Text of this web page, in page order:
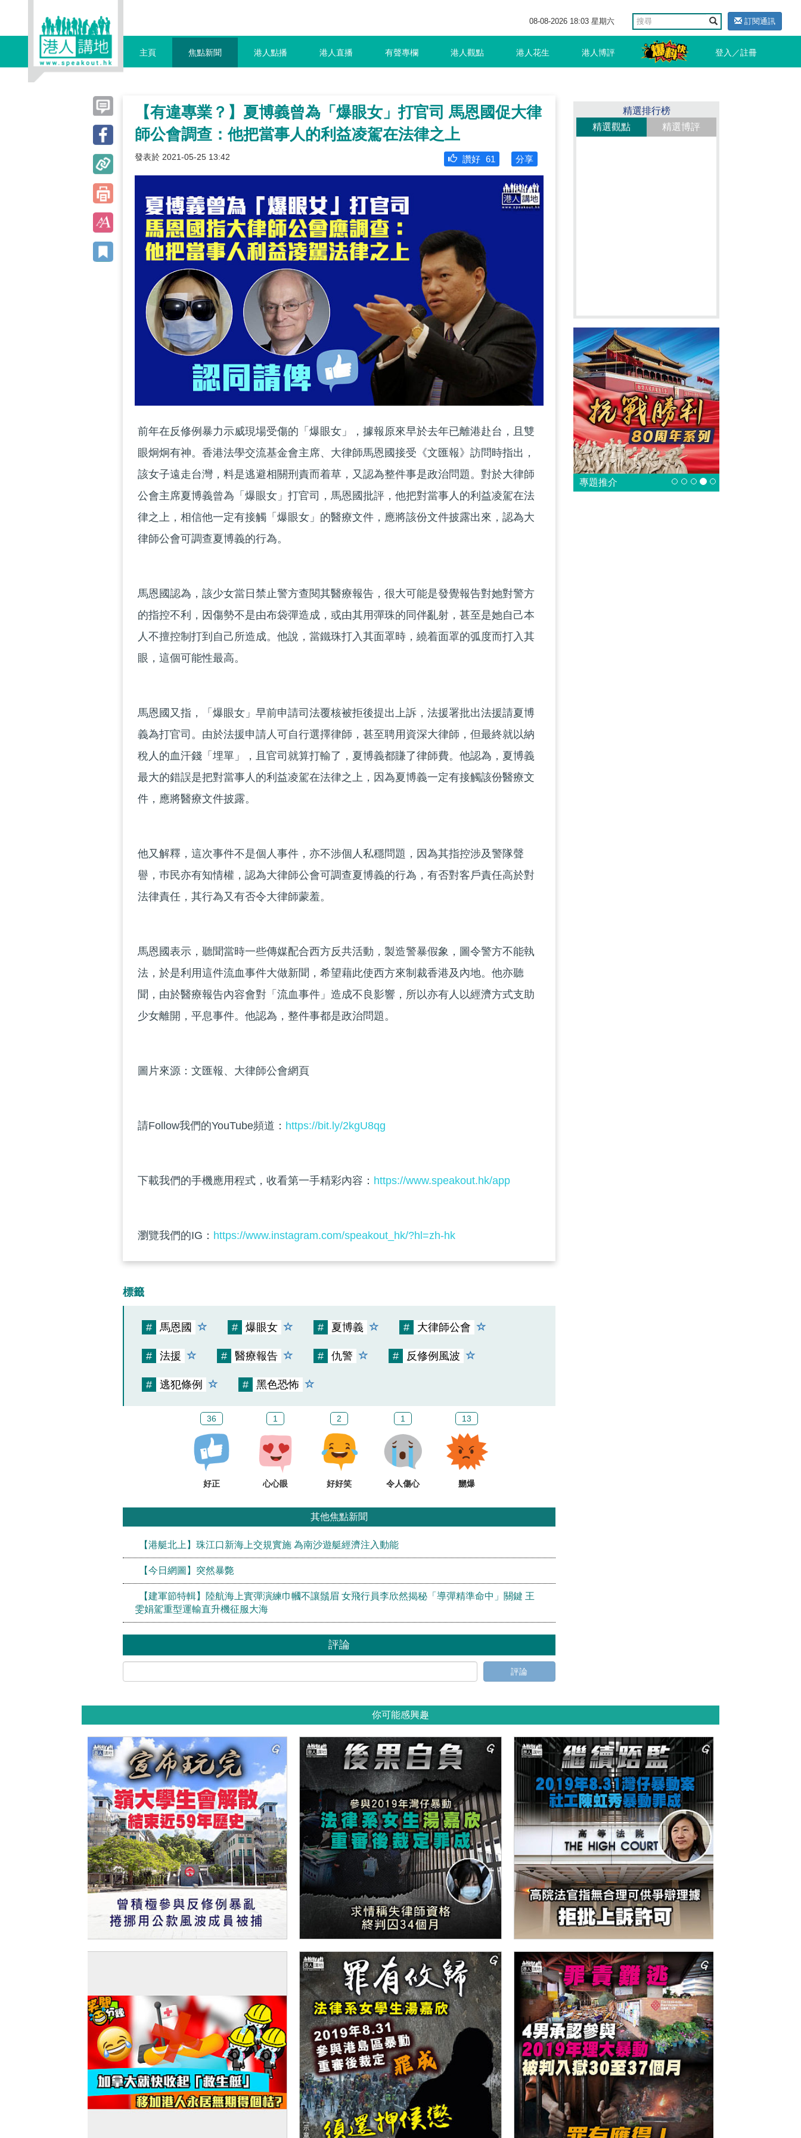
08-08-2026 18:03 星期六 訂閱通訊
主頁 焦點新聞 港人點播 港人直播 有聲專欄 港人觀點 港人花生 港人博評 登入／註冊
【有違專業？】夏博義曾為「爆眼女」打官司 馬恩國促大律
師公會調查：他把當事人的利益凌駕在法律之上
發表於 2021-05-25 13:42 分享
讚好 61
前年在反修例暴力示威現場受傷的「爆眼女」，據報原來早於去年已離港赴台，且雙
眼炯炯有神。香港法學交流基金會主席、大律師馬恩國接受《文匯報》訪問時指出，
該女子遠走台灣，料是逃避相關刑責而着草，又認為整件事是政治問題。對於大律師
公會主席夏博義曾為「爆眼女」打官司，馬恩國批評，他把對當事人的利益凌駕在法
律之上，相信他一定有接觸「爆眼女」的醫療文件，應將該份文件披露出來，認為大
律師公會可調查夏博義的行為。
馬恩國認為，該少女當日禁止警方查閱其醫療報告，很大可能是發覺報告對她對警方
的指控不利，因傷勢不是由布袋彈造成，或由其用彈珠的同伴亂射，甚至是她自己本
人不擅控制打到自己所造成。他說，當鐵珠打入其面罩時，繞着面罩的弧度而打入其
眼，這個可能性最高。
馬恩國又指，「爆眼女」早前申請司法覆核被拒後提出上訴，法援署批出法援請夏博
義為打官司。由於法援申請人可自行選擇律師，甚至聘用資深大律師，但最終就以納
稅人的血汗錢「埋單」，且官司就算打輸了，夏博義都賺了律師費。他認為，夏博義
最大的錯誤是把對當事人的利益凌駕在法律之上，因為夏博義一定有接觸該份醫療文
件，應將醫療文件披露。
他又解釋，這次事件不是個人事件，亦不涉個人私穩問題，因為其指控涉及警隊聲
譽，巿民亦有知情權，認為大律師公會可調查夏博義的行為，有否對客戶責任高於對
法律責任，其行為又有否令大律師蒙羞。
馬恩國表示，聽聞當時一些傳媒配合西方反共活動，製造警暴假象，圖令警方不能執
法，於是利用這件流血事件大做新聞，希望藉此使西方來制裁香港及內地。他亦聽
聞，由於醫療報告內容會對「流血事件」造成不良影響，所以亦有人以經濟方式支助
少女離開，平息事件。他認為，整件事都是政治問題。
圖片來源：文匯報、大律師公會網頁
請Follow我們的YouTube頻道： https://bit.ly/2kgU8qg
下載我們的手機應用程式，收看第一手精彩內容： https://www.speakout.hk/app
瀏覽我們的IG： https://www.instagram.com/speakout_hk/?hl=zh-hk
標籤
# 馬恩國 # 爆眼女 # 夏博義 # 大律師公會
# 法援 # 醫療報告 # 仇警 # 反修例風波
# 逃犯條例 # 黑色恐怖
36
好正
1
心心眼
2
好好笑
1
令人傷心
13
嬲爆
其他焦點新聞
【港艇北上】珠江口新海上交規實施 為南沙遊艇經濟注入動能
【今日網圖】突然暴斃
【建軍節特輯】陸航海上實彈演練巾幗不讓鬚眉 女飛行員李欣然揭秘「導彈精準命中」關鍵 王
雯娟駕重型運輸直升機征服大海
評論
評論
精選排行榜
精選觀點
精選博評
專題推介
你可能感興趣